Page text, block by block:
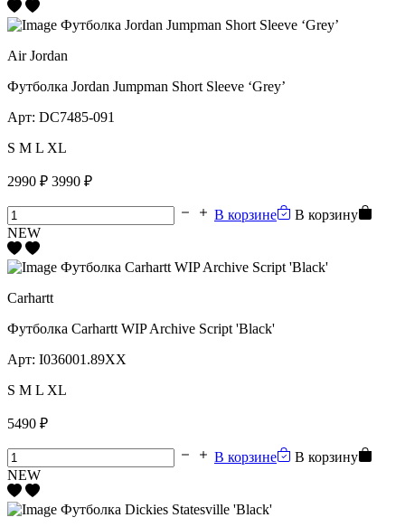
Air Jordan
Футболка Jordan Jumpman Short Sleeve ‘Grey’
Арт: DC7485-091
S M L XL
2990 ₽ 3990 ₽
В корзине
В корзину
NEW
Carhartt
Футболка Carhartt WIP Archive Script 'Black'
Арт: I036001.89XX
S M L XL
5490 ₽
В корзине
В корзину
NEW